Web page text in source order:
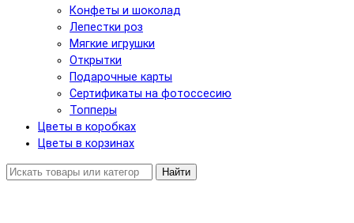
Конфеты и шоколад
Лепестки роз
Мягкие игрушки
Открытки
Подарочные карты
Сертификаты на фотоссесию
Топперы
Цветы в коробках
Цветы в корзинах
Найти